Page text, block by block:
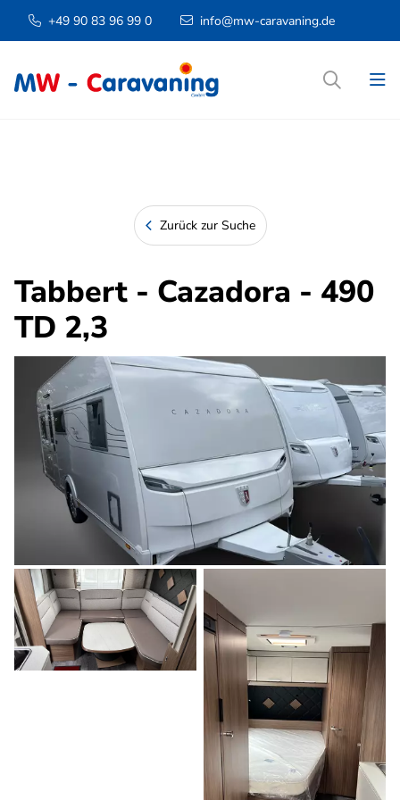
+49 90 83 96 99 0 info@mw-caravaning.de
Zurück zur Suche
Tabbert - Cazadora - 490
TD 2,3